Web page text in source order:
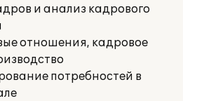
и анализ кадрового
отношения, кадровое
потребностей в